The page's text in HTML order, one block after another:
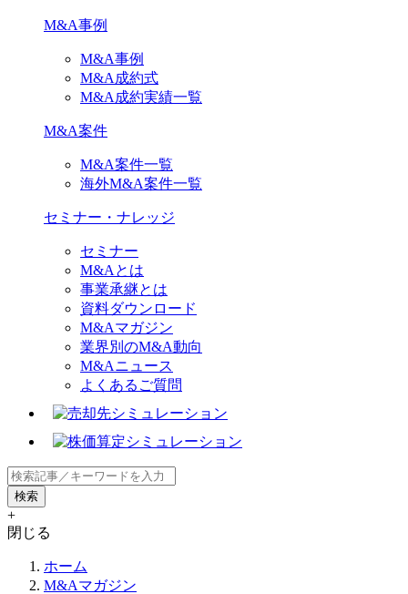
M&A事例
M&A事例
M&A成約式
M&A成約実績一覧
M&A案件
M&A案件一覧
海外M&A案件一覧
セミナー・ナレッジ
セミナー
M&Aとは
事業承継とは
資料ダウンロード
M&Aマガジン
業界別のM&A動向
M&Aニュース
よくあるご質問
+
閉じる
ホーム
M&Aマガジン